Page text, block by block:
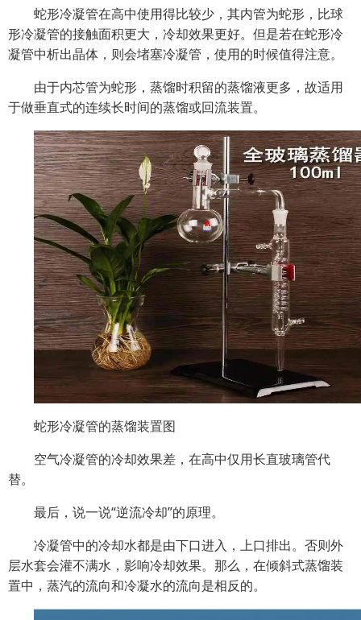
蛇形冷凝管在高中使用得比较少，其内管为蛇形，比球
形冷凝管的接触面积更大，冷却效果更好。但是若在蛇形冷
凝管中析出晶体，则会堵塞冷凝管，使用的时候值得注意。
由于内芯管为蛇形，蒸馏时积留的蒸馏液更多，故适用
于做垂直式的连续长时间的蒸馏或回流装置。
蛇形冷凝管的蒸馏装置图
空气冷凝管的冷却效果差，在高中仅用长直玻璃管代
替。
最后，说一说“逆流冷却”的原理。
冷凝管中的冷却水都是由下口进入，上口排出。否则外
层水套会灌不满水，影响冷却效果。那么，在倾斜式蒸馏装
置中，蒸汽的流向和冷凝水的流向是相反的。